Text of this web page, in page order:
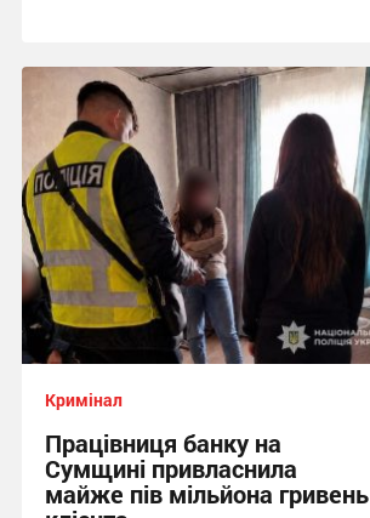
13:34 сьогодні
Кримінал
Працівниця банку на
Сумщині привласнила
майже пів мільйона гривень